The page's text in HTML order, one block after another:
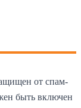
от спам-
быть включен